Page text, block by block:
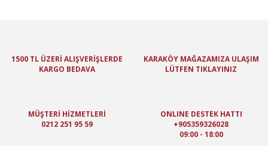
1500 TL ÜZERİ ALIŞVERİŞLERDE
KARGO BEDAVA
KARAKÖY MAĞAZAMIZA ULAŞIM
LÜTFEN TIKLAYINIZ
MÜŞTERİ HİZMETLERİ
0212 251 95 59
ONLINE DESTEK HATTI
+905359326028
09:00 - 18:00